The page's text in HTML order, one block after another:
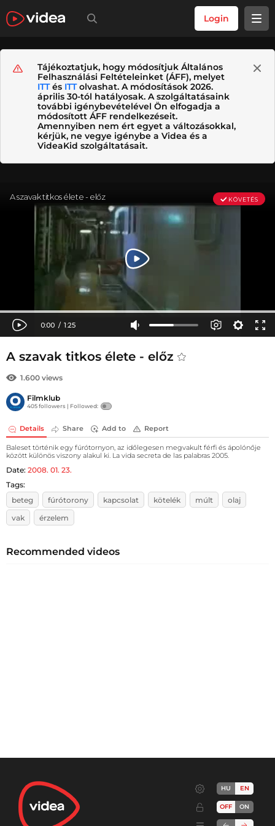
Login
Tájékoztatjuk, hogy módosítjuk Általános
Felhasználási Feltételeinket (ÁFF), melyet
ITTés ITTolvashat. A módosítások 2026.
április 30-tól hatályosak. A szolgáltatásaink
további igénybevételével Ön elfogadja a
módosított ÁFF rendelkezéseit.
Amennyiben nem ért egyet a változásokkal,
kérjük, ne vegye igénybe a Videa és a
VideaKid szolgáltatásait.
A szavak titkos élete - előz
1.600 views
Filmklub
405 followers | Followed:
Details Share Add to Report
Baleset történik egy fúrótornyon, az időlegesen megvakult férfi és ápolónője
között különös viszony alakul ki. La vida secreta de las palabras 2005.
Date: 2008. 01. 23.
Tags:
beteg
fúrótorony kapcsolat kötelék múlt
olaj
vak
érzelem
Recommended videos
HU EN
OFF ON